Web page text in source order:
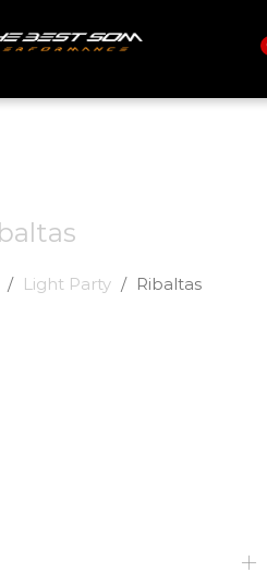
Light Party Ribaltas